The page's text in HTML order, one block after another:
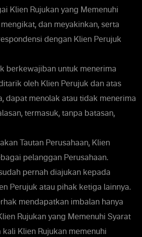
Klien Rujukan yang Memenuhi
dan meyakinkan, serta
dengan Klien Perujuk
berkewajiban untuk menerima
oleh Klien Perujuk dan atas
dapat menolak atau tidak menerima
termasuk, tanpa batasan,
Tautan Perusahaan, Klien
pelanggan Perusahaan.
pernah diajukan kepada
Perujuk atau pihak ketiga lainnya.
mendapatkan imbalan hanya
Rujukan yang Memenuhi Syarat
Klien Rujukan memenuhi